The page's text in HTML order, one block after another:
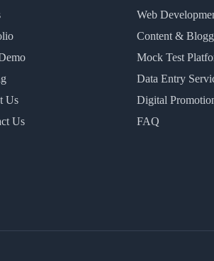
Us
Us
Web
Content &
Mock Test
Data Entry
Digital
FAQ